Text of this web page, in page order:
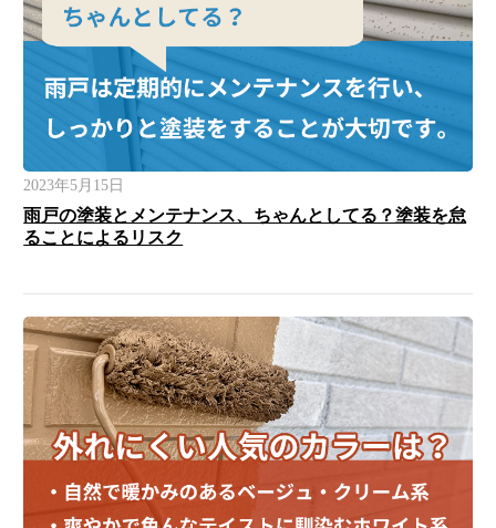
2023年5月15日
雨戸の塗装とメンテナンス、ちゃんとしてる？塗装を怠
ることによるリスク